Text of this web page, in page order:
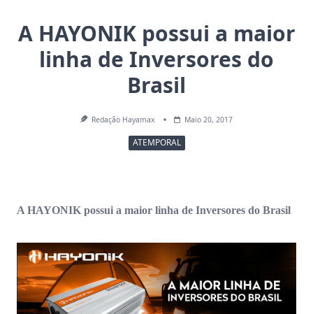
A HAYONIK possui a maior
linha de Inversores do
Brasil
Redação Hayamax Maio 20, 2017
ATEMPORAL
A HAYONIK possui a maior linha de Inversores do Brasil